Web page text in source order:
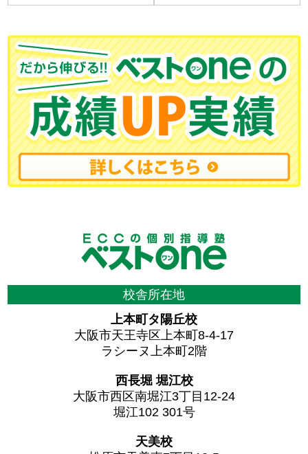
校舎所在地
上本町タ陽丘校
大阪市天王寺区上本町8-4-17
ラシーヌ上本町2階
西長堀 堀江校
大阪市西区南堀江3丁目12-24
堀江102 301号
天美校